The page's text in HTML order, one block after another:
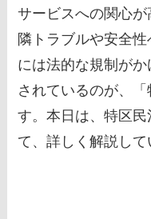
サービスへの関心
隣トラブルや安全
には法的な規制が
されているのが、
す。本日は、特区
て、詳しく解説して